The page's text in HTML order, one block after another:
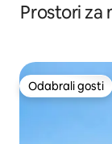
Prostori za
Odabrali gosti
Odabrali gosti